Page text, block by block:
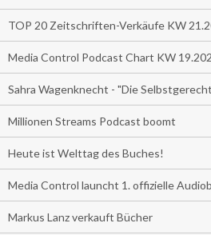
TOP 20 Zeitschriften-Verkäufe KW
Media Control Podcast Chart KW
Sahra Wagenknecht - "Die
Millionen Streams Podcast boomt
Heute ist Welttag des Buches!
Media Control launcht 1. offizielle
Markus Lanz verkauft Bücher